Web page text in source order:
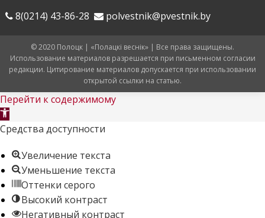
8(0214) 43-86-28 polvestnik@pvestnik.by
© 2020 Полоцк | «Полацкі веснік» | Все права защищены.
Использование материалов разрешается при письменном согласии
редакции. Цитирование материалов допускается при использовании
открытой ссылки на статью.
Перейти к содержимому
Открыть
панель
Средства доступности
Увеличение текста
Уменьшение текста
Оттенки серого
Высокий контраст
Негативный контраст